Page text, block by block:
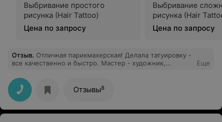
Выбривание простого
рисунка (Hair Tattoo)
Цена по запросу
Выбривание
рисунка (Hair
Цена по запросу
Отзыв. Отличная парикмахерская! Делала татуировку -
все качественно и быстро. Мастер - художник,
эскизе. Спасибо огромное мастеру Инне и директору
Ольге Вячеславовне, за отличный подбор коллектива,
все профессионалы и мастера своего дела! Желаю Вам
процветания!
Еще
Отзывы8